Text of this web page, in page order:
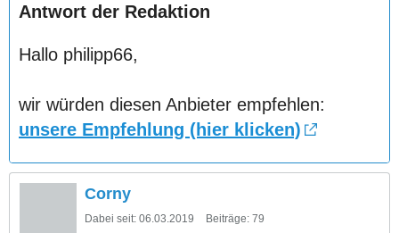
Antwort der Redaktion
Hallo philipp66,
wir würden diesen Anbieter empfehlen:
unsere Empfehlung (hier klicken)
Corny
Dabei seit: 06.03.2019 Beiträge: 79